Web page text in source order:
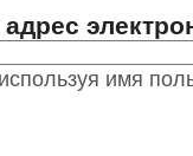
имя